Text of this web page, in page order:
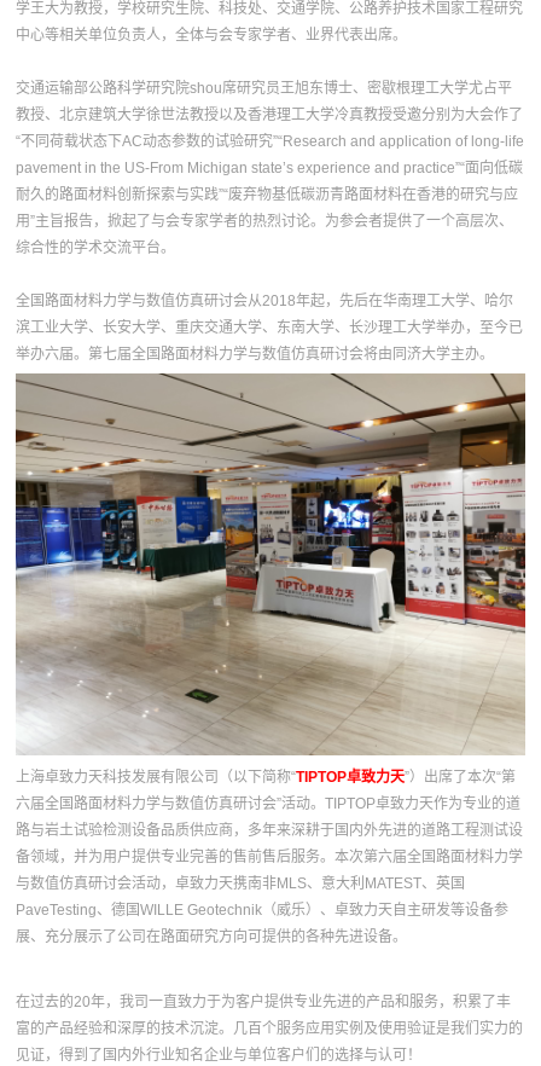
学王大为教授，学校研究生院、科技处、交通学院、公路养护技术国家工程研究
中心等相关单位负责人，全体与会专家学者、业界代表出席。
交通运输部公路科学研究院shou席研究员王旭东博士、密歇根理工大学尤占平
教授、北京建筑大学徐世法教授以及香港理工大学冷真教授受邀分别为大会作了
“不同荷载状态下AC动态参数的试验研究”“Research and application of long-life
pavement in the US-From Michigan state’s experience and practice”“面向低碳
耐久的路面材料创新探索与实践”“废弃物基低碳沥青路面材料在香港的研究与应
用”主旨报告，掀起了与会专家学者的热烈讨论。为参会者提供了一个高层次、
综合性的学术交流平台。
全国路面材料力学与数值仿真研讨会从2018年起，先后在华南理工大学、哈尔
滨工业大学、长安大学、重庆交通大学、东南大学、长沙理工大学举办，至今已
举办六届。第七届全国路面材料力学与数值仿真研讨会将由同济大学主办。
上海卓致力天科技发展有限公司（以下简称“TIPTOP卓致力天”）出席了本次“第
六届全国路面材料力学与数值仿真研讨会”活动。TIPTOP卓致力天作为专业的道
路与岩土试验检测设备品质供应商，多年来深耕于国内外先进的道路工程测试设
备领域，并为用户提供专业完善的售前售后服务。本次第六届全国路面材料力学
与数值仿真研讨会活动，卓致力天携南非MLS、意大利MATEST、英国
PaveTesting、德国WILLE Geotechnik（威乐）、卓致力天自主研发等设备参
展、充分展示了公司在路面研究方向可提供的各种先进设备。
在过去的20年，我司一直致力于为客户提供专业先进的产品和服务，积累了丰
富的产品经验和深厚的技术沉淀。几百个服务应用实例及使用验证是我们实力的
见证，得到了国内外行业知名企业与单位客户们的选择与认可！